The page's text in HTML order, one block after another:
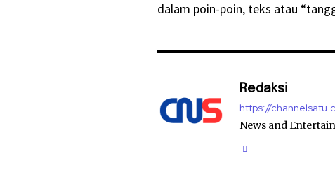
dalam poin-poin, teks atau
Redaksi
https://
News and